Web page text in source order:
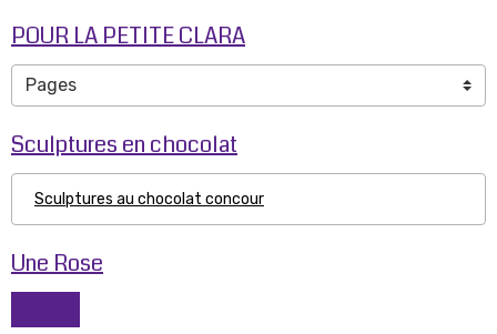
POUR LA PETITE CLARA
Sculptures en chocolat
Sculptures au chocolat concour
Une Rose